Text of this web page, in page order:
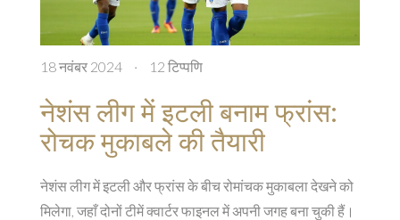
18 नवंबर 2024 · 12 टिप्पणि
नेशंस लीग में इटली बनाम फ्रांस:
रोचक मुकाबले की तैयारी
नेशंस लीग में इटली और फ्रांस के बीच रोमांचक मुकाबला देखने को
मिलेगा, जहाँ दोनों टीमें क्वार्टर फाइनल में अपनी जगह बना चुकी हैं।